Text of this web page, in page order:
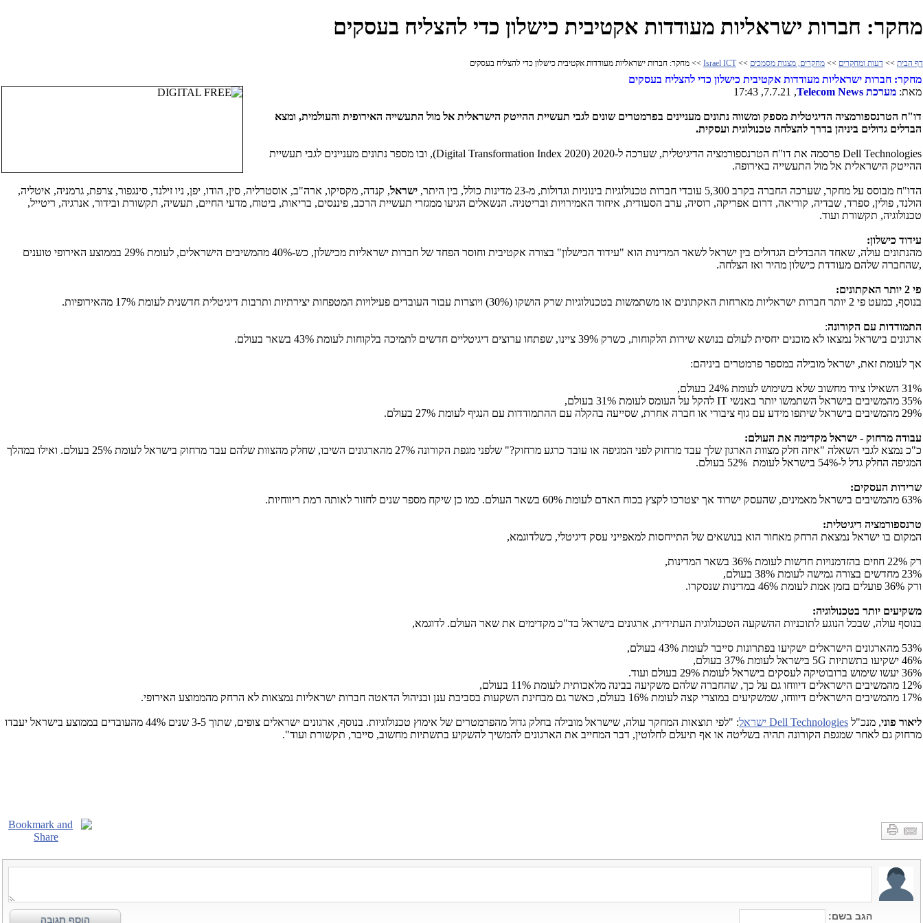
מחקר: חברות ישראליות מעודדות אקטיבית כישלון כדי להצליח בעסקים
דף הבית >> דעות ומחקרים >> מחקרים, מצגות מסמכים >>
Israel ICT >> מחקר: חברות ישראליות מעודדות אקטיבית כישלון כדי להצליח בעסקים
מחקר: חברות ישראליות מעודדות אקטיבית כישלון כדי להצליח בעסקים
מאת: מערכת Telecom News
, 7.7.21, 17:43
דו"ח הטרנספורמציה הדיגיטלית מספק ומשווה נתונים מעניינים בפרמטרים שונים לגבי תעשיית ההייטק הישראלית אל מול התעשייה האירופית והעולמית, ומצא
הבדלים גדולים ביניהן בדרך להצלחה טכנולוגית ועסקית.
Dell Technologies פרסמה את דו"ח הטרנספורמציה הדיגיטלית, שערכה ל-2020 ( Digital Transformation Index 2020), ובו מספר נתונים מעניינים לגבי תעשיית
ההייטק הישראלית אל מול התעשייה באירופה.
הדו"ח מבוסס על מחקר, שערכה החברה בקרב 5,300 עובדי חברות טכנולוגיות בינוניות וגדולות, מ-23 מדינות כולל, בין היתר, ישראל, קנדה, מקסיקו, ארה"ב, אוסטרליה, סין, הודו, יפן, ניו זילנד, סינגפור, צרפת, גרמניה, איטליה,
הולנד, פולין, ספרד, שבדיה, קוריאה, דרום אפריקה, רוסיה, ערב הסעודית, איחוד האמירויות ובריטניה. הנשאלים הגיעו ממגזרי תעשיית הרכב, פיננסים, בריאות, ביטוח, מדעי החיים, תעשיה, תקשורת ובידור, אנרגיה, ריטייל,
טכנולוגיה, תקשורת ועוד.
עידוד כישלון:
מהנתונים עולה, שאחד ההבדלים הגדולים בין ישראל לשאר המדינות הוא "עידוד הכישלון" בצורה אקטיבית וחוסר הפחד של חברות ישראליות מכישלון, כש-40% מהמשיבים הישראלים, לעומת 29% בממוצע האירופי טוענים
,שהחברה שלהם מעודדת כישלון מהיר ואז הצלחה.
פי 2 יותר האקתונים:
בנוסף, כמעט פי 2 יותר חברות ישראליות מארחות האקתונים או משתמשות בטכנולוגיות שרק הושקו (30%) ויוצרות עבור העובדים פעילויות המטפחות יצירתיות ותרבות דיגיטלית חדשנית לעומת 17% מהאירופיות.
התמודדות עם הקורונה:
ארגונים בישראל נמצאו לא מוכנים יחסית לעולם בנושא שירות הלקוחות, כשרק 39% ציינו, שפתחו ערוצים דיגיטליים חדשים לתמיכה בלקוחות לעומת 43% בשאר בעולם.
אך לעומת זאת, ישראל מובילה במספר פרמטרים ביניהם:
31% השאילו ציוד מחשוב שלא בשימוש לעומת 24% בעולם,
35% מהמשיבים בישראל השתמשו יותר באנשי
IT להקל על העומס לעומת 31% בעולם,
29% מהמשיבים בישראל שיתפו מידע עם גוף ציבורי או חברה אחרת, שסייעה בהקלה עם ההתמודדות עם הנגיף לעומת 27% בעולם.
עבודה מרחוק - ישראל מקדימה את העולם:
כ"כ נמצא לגבי השאלה "איזה חלק מצוות הארגון שלך עבד מרחוק לפני המגיפה או עובד כרגע מרחוק?" שלפני מגפת הקורונה 27% מהארגונים השיבו, שחלק מהצוות שלהם עבד מרחוק בישראל לעומת 25% בעולם. ואילו במהלך
המגיפה החלק גדל ל-54% בישראל לעומת 52% בעולם.
שרידות העסקים:
63% מהמשיבים בישראל מאמינים, שהעסק ישרוד אך יצטרכו לקצץ בכוח האדם לעומת 60% בשאר העולם. כמו כן שיקח מספר שנים לחזור לאותה רמת ריווחיות.
טרנספורמציה דיגיטלית:
המקום בו ישראל נמצאת הרחק מאחור הוא בנושאים של התייחסות למאפייני עסק דיגיטלי, כשלדוגמא,
רק 22% חוזים בהזדמנויות חדשות לעומת 36% בשאר המדינות,
23% מחדשים בצורה גמישה לעומת 38% בעולם,
ורק 36% פועלים בזמן אמת לעומת 46% במדינות שנסקרו.
משקיעים יותר בטכנולוגיה:
בנוסף עולה, שבכל הנוגע לתוכניות ההשקעה הטכנולוגית העתידית, ארגונים בישראל בד"כ מקדימים את שאר העולם. לדוגמא,
53% מהארגונים הישראלים ישקיעו בפתרונות סייבר לעומת 43% בעולם,
46% ישקיעו בתשתיות
G5 בישראל לעומת 37% בעולם,
36% יעשו שימוש ברובוטיקה לעסקים בישראל לעומת 29% בעולם ועוד.
12% מהמשיבים הישראלים דיווחו גם על כך, שהחברה שלהם משקיעה בבינה מלאכותית לעומת 11% בעולם,
17% מהמשיבים הישראלים דיווחו, שמשקיעים במוצרי קצה לעומת 16% בעולם, כאשר גם מבחינת השקעות בסביבת ענן ובניהול הדאטה חברות ישראליות נמצאות לא הרחק מהממוצע האירופי.
ליאור פוני, מנכ"ל Dell Technologies ישראל
: "לפי תוצאות המחקר עולה, שישראל מובילה בחלק גדול מהפרמטרים של אימוץ טכנולוגיות. בנוסף, ארגונים ישראלים צופים, שתוך 3-5 שנים 44% מהעובדים בממוצע בישראל יעבדו
מרחוק גם לאחר שמגפת הקורונה תהיה בשליטה או אף תיעלם לחלוטין, דבר המחייב את הארגונים להמשיך להשקיע בתשתיות מחשוב, סייבר, תקשורת ועוד".